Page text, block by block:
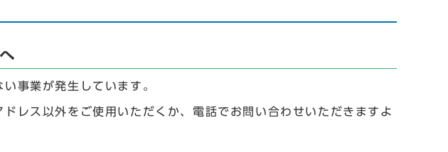
事業が発生しています。
ス以外をご使用いただくか、電話でお問い合わせいただきますよ